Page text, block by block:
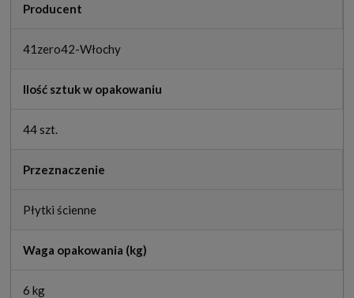
Producent
41zero42-Włochy
Ilość sztuk w opakowaniu
44 szt.
Przeznaczenie
Płytki ścienne
Waga opakowania (kg)
6 kg